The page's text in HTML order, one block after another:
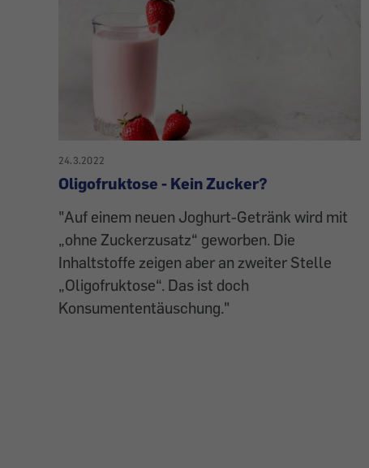
24.3.2022
Oligofruktose - Kein Zucker?
"Auf einem neuen Joghurt-Getränk wird mit
„ohne Zuckerzusatz“ geworben. Die
Inhaltstoffe zeigen aber an zweiter Stelle
„Oligofruktose“. Das ist doch
Konsumententäuschung."